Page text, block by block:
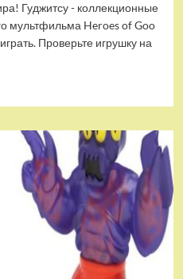
Гуджитсу - коллекционные
мультфильма Heroes of Goo
Проверьте игрушку на